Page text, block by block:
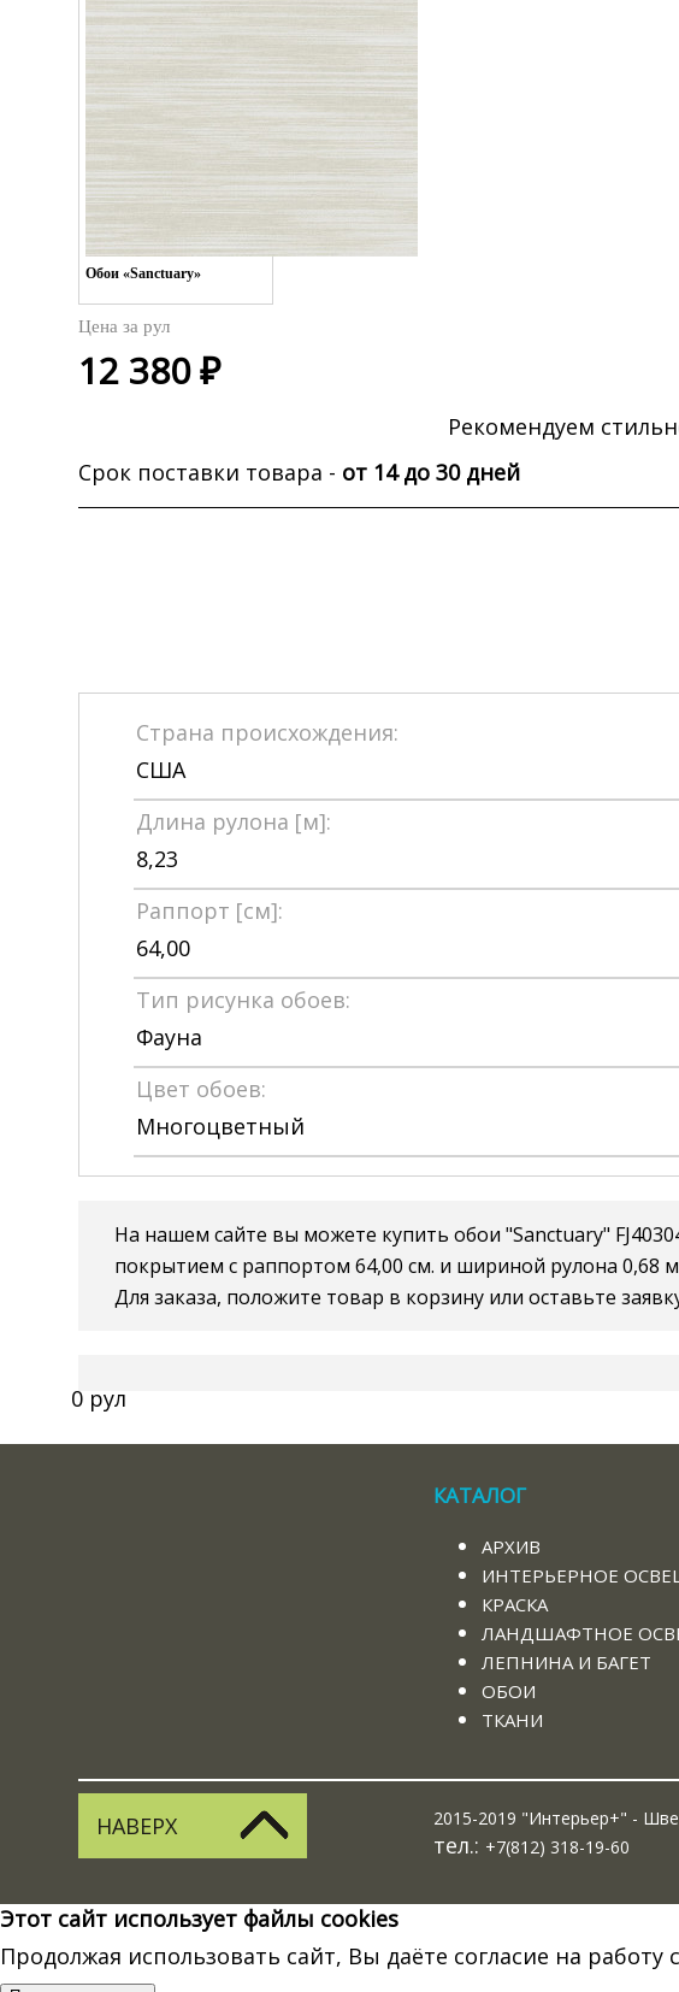
Рекомендуем
0 рул
Обои «Sanctuary»
Цена за рул
12 380 ₽
Срок поставки товара - от 14 до 30 дней
Страна происхождения:
США
Длина рулона [м]:
8,23
Раппорт [см]:
64,00
Тип рисунка обоев:
Фауна
Цвет обоев:
Многоцветный
На нашем сайте вы можете купить обои "Sanctuary"
покрытием с раппортом 64,00 см. и шириной рулона 0,68
Для заказа, положите товар в корзину или оставьте
КАТАЛОГ
АРХИВ
ИНТЕРЬЕРНОЕ
КРАСКА
ЛАНДШАФТНОЕ
ЛЕПНИНА И БАГЕТ
ОБОИ
ТКАНИ
НАВЕРХ 2015-2019 "Интерьер+" -
тел.: +7(812) 318-19-60
Этот сайт использует файлы cookies
Продолжая использовать сайт, Вы даёте согласие на